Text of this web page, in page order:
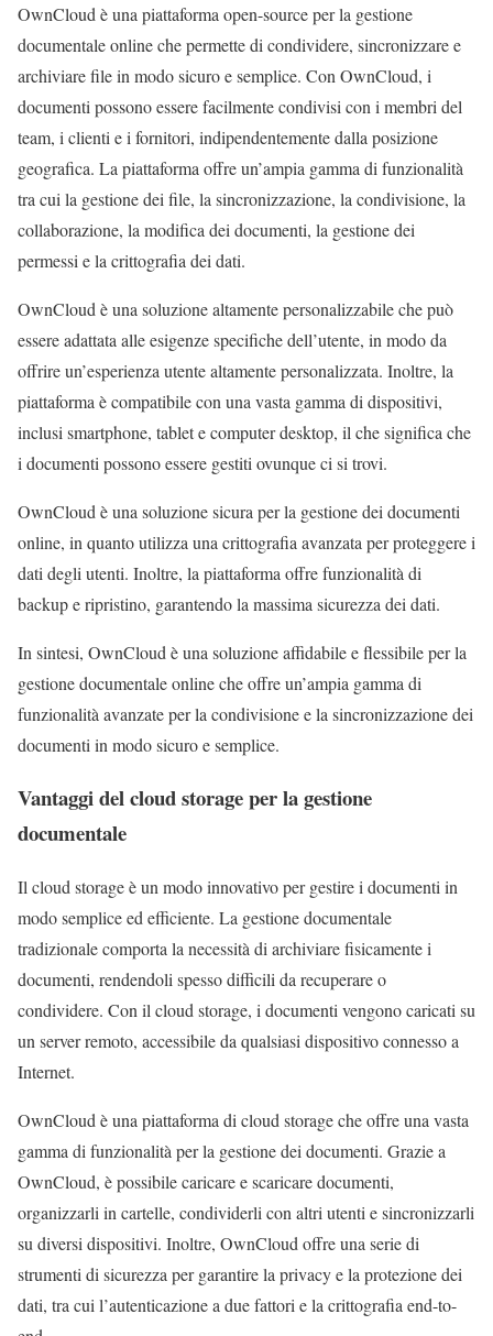
OwnCloud è una piattaforma open-source per la gestione
documentale online che permette di condividere, sincronizzare e
archiviare file in modo sicuro e semplice. Con OwnCloud, i
documenti possono essere facilmente condivisi con i membri del
team, i clienti e i fornitori, indipendentemente dalla posizione
geografica. La piattaforma offre un’ampia gamma di funzionalità
tra cui la gestione dei file, la sincronizzazione, la condivisione, la
collaborazione, la modifica dei documenti, la gestione dei
permessi e la crittografia dei dati.
OwnCloud è una soluzione altamente personalizzabile che può
essere adattata alle esigenze specifiche dell’utente, in modo da
offrire un’esperienza utente altamente personalizzata. Inoltre, la
piattaforma è compatibile con una vasta gamma di dispositivi,
inclusi smartphone, tablet e computer desktop, il che significa che
i documenti possono essere gestiti ovunque ci si trovi.
OwnCloud è una soluzione sicura per la gestione dei documenti
online, in quanto utilizza una crittografia avanzata per proteggere i
dati degli utenti. Inoltre, la piattaforma offre funzionalità di
backup e ripristino, garantendo la massima sicurezza dei dati.
In sintesi, OwnCloud è una soluzione affidabile e flessibile per la
gestione documentale online che offre un’ampia gamma di
funzionalità avanzate per la condivisione e la sincronizzazione dei
documenti in modo sicuro e semplice.
Vantaggi del cloud storage per la gestione
documentale
Il cloud storage è un modo innovativo per gestire i documenti in
modo semplice ed efficiente. La gestione documentale
tradizionale comporta la necessità di archiviare fisicamente i
documenti, rendendoli spesso difficili da recuperare o
condividere. Con il cloud storage, i documenti vengono caricati su
un server remoto, accessibile da qualsiasi dispositivo connesso a
Internet.
OwnCloud è una piattaforma di cloud storage che offre una vasta
gamma di funzionalità per la gestione dei documenti. Grazie a
OwnCloud, è possibile caricare e scaricare documenti,
organizzarli in cartelle, condividerli con altri utenti e sincronizzarli
su diversi dispositivi. Inoltre, OwnCloud offre una serie di
strumenti di sicurezza per garantire la privacy e la protezione dei
dati, tra cui l’autenticazione a due fattori e la crittografia end-to-